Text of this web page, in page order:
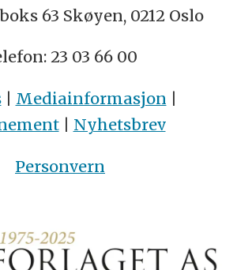
63 Skøyen, 0212 Oslo
23 03 66 00
| Mediainformasjon
| Nyhetsbrev
Personvern